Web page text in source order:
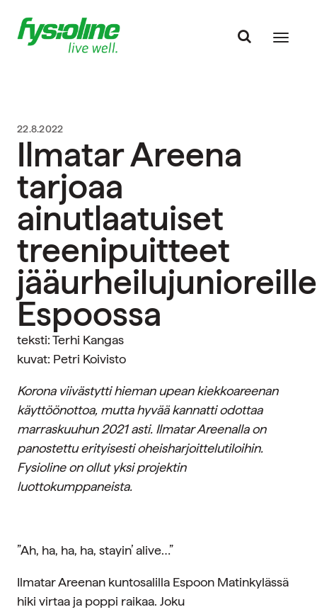
22.8.2022
Ilmatar Areena
tarjoaa
ainutlaatuiset
treenipuitteet
jääurheilujunioreille
Espoossa
teksti: Terhi Kangas
kuvat: Petri Koivisto
Korona viivästytti hieman upean kiekkoareenan
käyttöönottoa, mutta hyvää kannatti odottaa
marraskuuhun 2021 asti. Ilmatar Areenalla on
panostettu erityisesti oheisharjoittelutiloihin.
Fysioline on ollut yksi projektin
luottokumppaneista.
”Ah, ha, ha, ha, stayin’ alive…”
Ilmatar Areenan kuntosalilla Espoon Matinkylässä
hiki virtaa ja poppi raikaa. Joku